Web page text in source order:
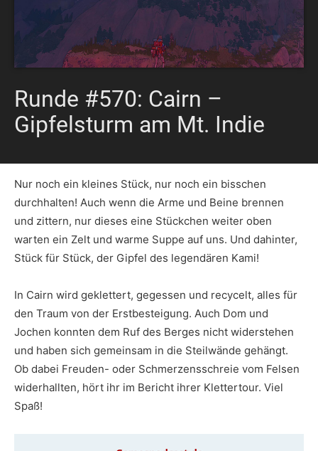
Runde #570: Cairn –
Gipfelsturm am Mt. Indie
Nur noch ein kleines Stück, nur noch ein bisschen
durchhalten! Auch wenn die Arme und Beine brennen
und zittern, nur dieses eine Stückchen weiter oben
warten ein Zelt und warme Suppe auf uns. Und dahinter,
Stück für Stück, der Gipfel des legendären Kami!
In Cairn wird geklettert, gegessen und recycelt, alles für
den Traum von der Erstbesteigung. Auch Dom und
Jochen konnten dem Ruf des Berges nicht widerstehen
und haben sich gemeinsam in die Steilwände gehängt.
Ob dabei Freuden- oder Schmerzensschreie vom Felsen
widerhallten, hört ihr im Bericht ihrer Klettertour. Viel
Spaß!